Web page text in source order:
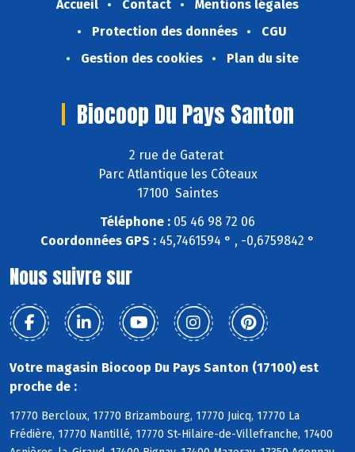
Accueil Contact
Mentions légales
Protection des données
CGU
Gestion des cookies
Plan du site
Biocoop Du Pays Santon
2 rue de Gaterat
Parc Atlantique les Côteaux
17100 Saintes
Téléphone : 05 46 98 72 06
Coordonnées GPS : 45,7461594 ° , -0,6759842 °
Nous suivre sur
Votre magasin Biocoop Du Pays Santon (17100) est
proche de :
17770 Bercloux, 17770 Brizambourg, 17770 Juicq, 17770 La
Frédière, 17770 Nantillé, 17770 St-Hilaire-de-Villefranche, 17400